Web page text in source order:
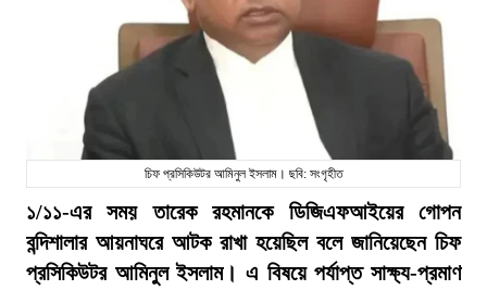
চিফ প্রসিকিউটর আমিনুল ইসলাম। ছবি: সংগৃহীত
১/১১-এর সময় তারেক রহমানকে ডিজিএফআইয়ের গোপন
বন্দিশালার আয়নাঘরে আটক রাখা হয়েছিল বলে জানিয়েছেন চিফ
প্রসিকিউটর আমিনুল ইসলাম। এ বিষয়ে পর্যাপ্ত সাক্ষ্য-প্রমাণ